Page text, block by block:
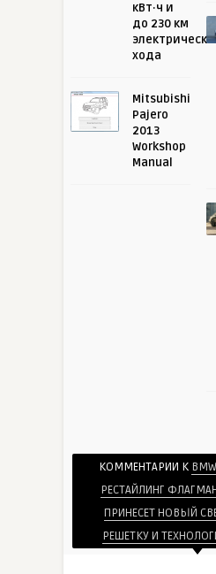
кВт·ч и
до 230 км
хода
Mitsubishi
Pajero
2013
Workshop
Manual
КОММЕНТАРИИ К
РЕСТАЙЛИНГ
ПРИНЕСЕТ НОВЫЙ
РЕШЕТКУ И